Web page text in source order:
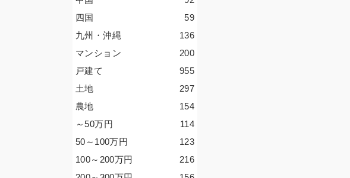
59
四国
136
九州・沖縄
200
マンション
955
戸建て
297
土地
154
農地
114
～50万円
123
50～100万円
216
100～200万円